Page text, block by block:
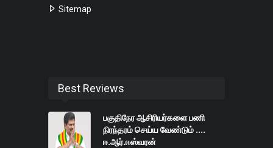
Sitemap
Best Reviews
பகுதிநேர ஆசிரியர்களை பணி
நிரந்தரம் செய்ய வேண்டும் ....
ஈ.ஆர்.ஈஸ்வரன்